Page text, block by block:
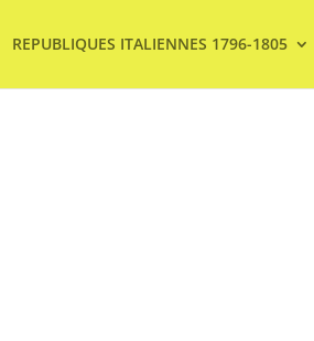
REPUBLIQUES ITALIENNES 1796-1805